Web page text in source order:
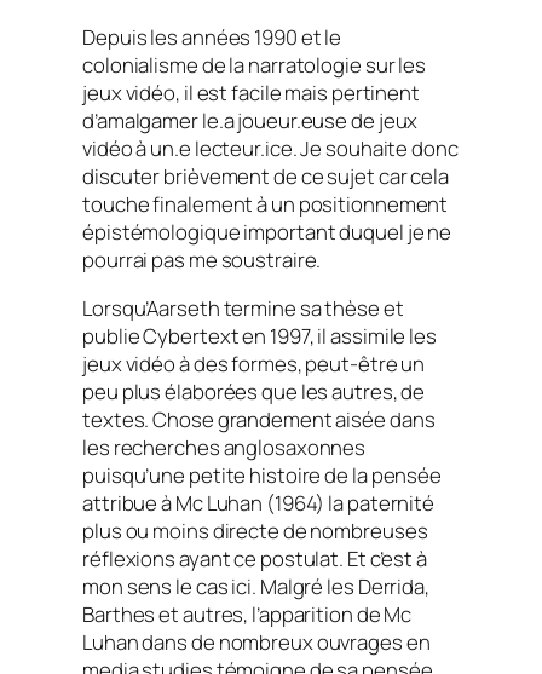
Depuis les années 1990 et le
colonialisme de la narratologie sur les
jeux vidéo, il est facile mais pertinent
d’amalgamer le.a joueur.euse de jeux
vidéo à un.e lecteur.ice. Je souhaite donc
discuter brièvement de ce sujet car cela
touche finalement à un positionnement
épistémologique important duquel je ne
pourrai pas me soustraire.
Lorsqu’Aarseth termine sa thèse et
publieCybertexten 1997, il assimile les
jeux vidéo à des formes, peut-être un
peu plus élaborées que les autres, de
textes. Chose grandement aisée dans
les recherches anglosaxonnes
puisqu’une petite histoire de la pensée
attribue à Mc Luhan (1964) la paternité
plus ou moins directe de nombreuses
réflexions ayant ce postulat. Et c’est à
mon sens le cas ici. Malgré les Derrida,
Barthes et autres, l’apparition de Mc
Luhan dans de nombreux ouvrages en